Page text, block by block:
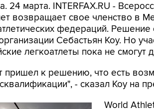
24 марта. INTERFAX.RU -
возвращает свое членство в
федераций.
Себастьян Коу. Но
легкоатлеты пока не смогут
пришел к решению, что есть
- сказал Коу на
World